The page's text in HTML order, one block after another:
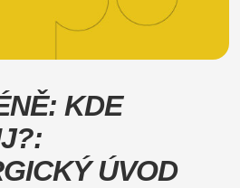
KDE
ÚVOD